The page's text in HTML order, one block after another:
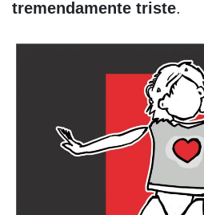
tremendamente triste.